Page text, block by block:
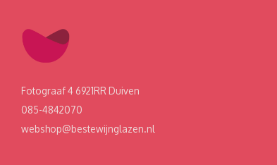
Fotograaf 4 6921RR Duiven
085-4842070
webshop@bestewijnglazen.nl